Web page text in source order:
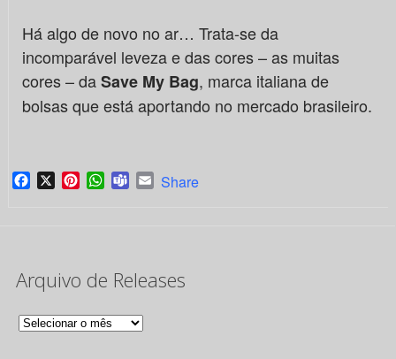
Há algo de novo no ar… Trata-se da
incomparável leveza e das cores – as muitas
cores – daSave My Bag, marca italiana de
bolsas que está aportando no mercado brasileiro.
Facebook
X PinterestWhatsApp
TeamsEmail
Share
Arquivo de Releases
Arquivo